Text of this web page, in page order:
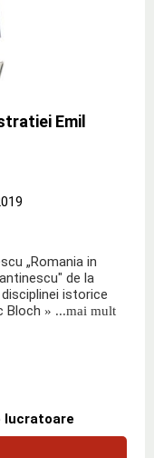
Emil
„Romania in
de la
istorice
Bloch » ...mai mult
lucratoare